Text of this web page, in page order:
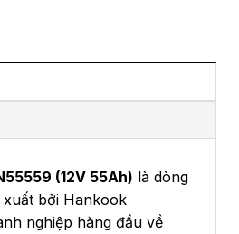
(12V 55Ah) là dòng
bởi Hankook
nghiệp hàng đầu về